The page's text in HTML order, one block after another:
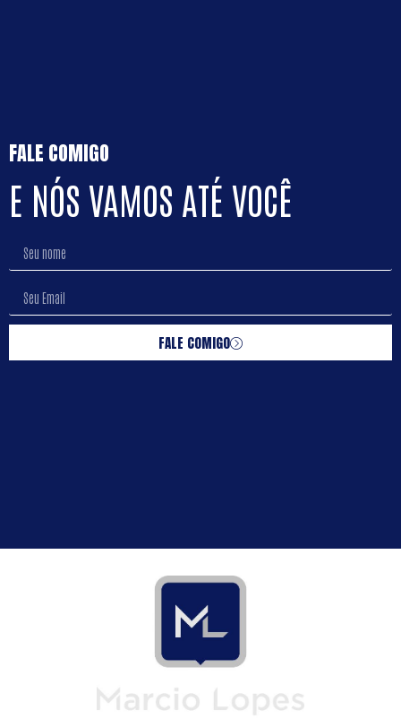
FALE COMIGO
E NÓS VAMOS ATÉ VOCÊ
FALE COMIGO